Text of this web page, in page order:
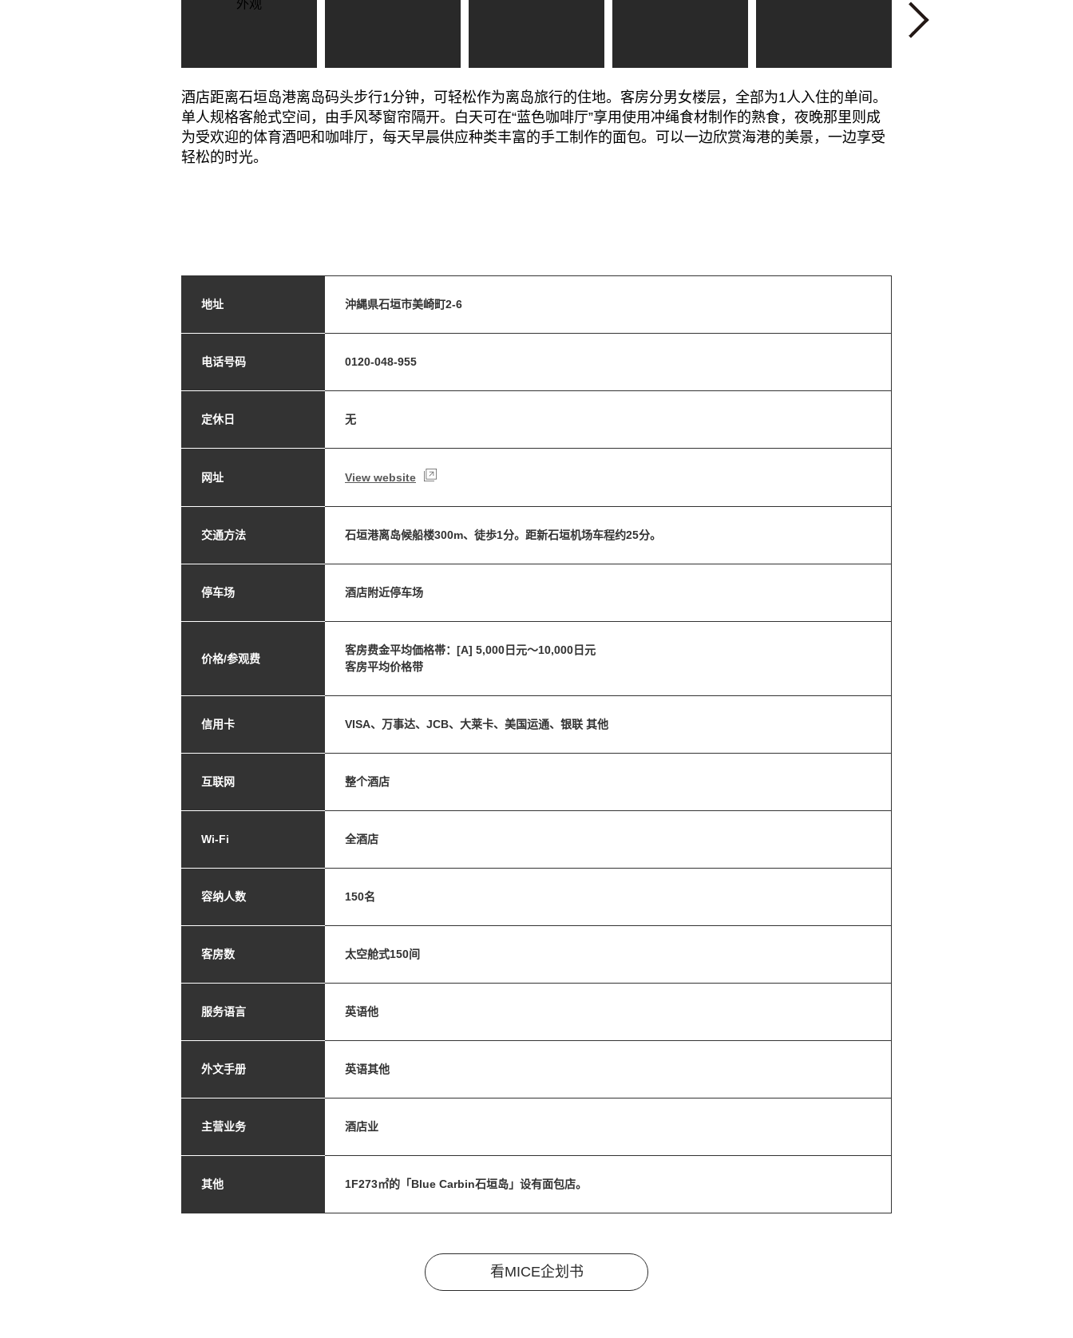
Next
酒店距离石垣岛港离岛码头步行1分钟，可轻松作为离岛旅行的住地。客房分男女楼层，全部为1人入住的单间。
单人规格客舱式空间，由手风琴窗帘隔开。白天可在“蓝色咖啡厅”享用使用冲绳食材制作的熟食，夜晚那里则成
为受欢迎的体育酒吧和咖啡厅，每天早晨供应种类丰富的手工制作的面包。可以一边欣赏海港的美景，一边享受
轻松的时光。
地址 沖縄県石垣市美崎町2-6
电话号码 0120-048-955
定休日 无
网址 View website
交通方法 石垣港离岛候船楼300m、徒歩1分。距新石垣机场车程约25分。
停车场 酒店附近停车场
价格/参观费
客房费金平均価格帯：[A] 5,000日元～10,000日元
客房平均价格带
信用卡 VISA、万事达、JCB、大莱卡、美国运通、银联 其他
互联网 整个酒店
Wi-Fi 全酒店
容纳人数 150名
客房数 太空舱式150间
服务语言 英语他
外文手册 英语其他
主营业务 酒店业
其他 1F273㎡的「Blue Carbin石垣岛」设有面包店。
看MICE企划书